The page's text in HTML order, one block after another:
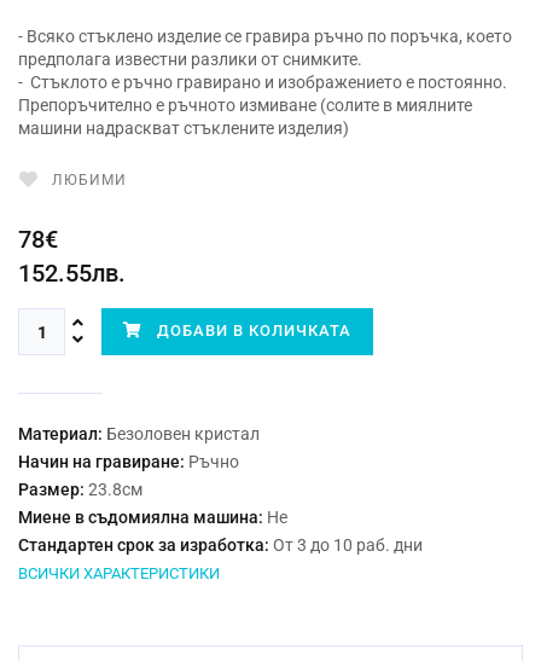
- Всяко стъклено изделие се гравира ръчно по поръчка, което
предполага известни разлики от снимките.
- Стъклото е ръчно гравирано и изображението е постоянно.
Препоръчително е ръчното измиване (солите в миялните
машини надраскват стъклените изделия)
ЛЮБИМИ
78€
152.55лв.
ДОБАВИ В КОЛИЧКАТА
Материал: Безоловен кристал
Начин на гравиране: Ръчно
Размер: 23.8см
Миене в съдомиялна машина: Не
Стандартен срок за изработка: От 3 до 10 раб. дни
ВСИЧКИ ХАРАКТЕРИСТИКИ